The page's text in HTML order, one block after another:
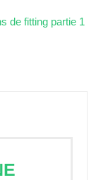
de fitting partie 1